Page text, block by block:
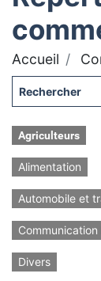
Accueil
Agriculteurs
Alimentation
Automobile et
Divers